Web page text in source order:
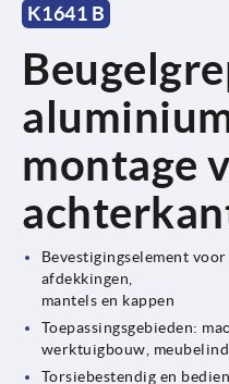
K1641 B
montage
Bevestigingselement
afdekkingen,
mantels en kappen
Toepassingsgebieden:
werktuigbouw,
Torsiebestendig en